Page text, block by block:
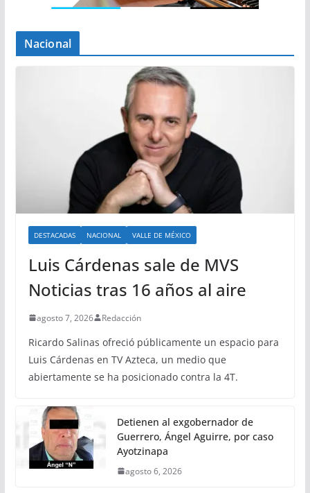
Nacional
DESTACADAS NACIONAL VALLE DE MÉXICO
Luis Cárdenas sale de MVS
Noticias tras 16 años al aire
agosto 7, 2026 Redacción
Ricardo Salinas ofreció públicamente un espacio para
Luis Cárdenas en TV Azteca, un medio que
abiertamente se ha posicionado contra la 4T.
Detienen al exgobernador de
Guerrero, Ángel Aguirre, por caso
Ayotzinapa
agosto 6, 2026